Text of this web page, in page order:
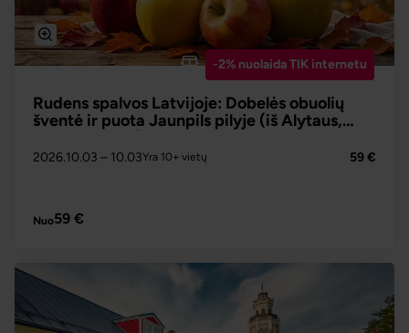
-2% nuolaida TIK internetu
Rudens spalvos Latvijoje: Dobelės obuolių
šventė ir puota Jaunpils pilyje (iš Alytaus,
Prienų, Kauno)
2026.10.03 – 10.03Yra 10+ vietų 59 €
Nuo59 €